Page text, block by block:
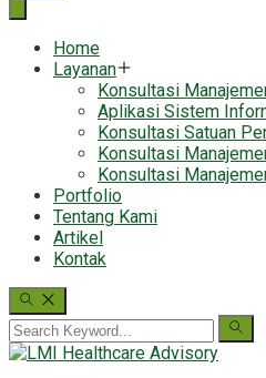
Home
Layanan
Konsultasi
Aplikasi Sistem
Konsultasi Satuan
Konsultasi
Konsultasi
Portfolio
Tentang Kami
Artikel
Kontak